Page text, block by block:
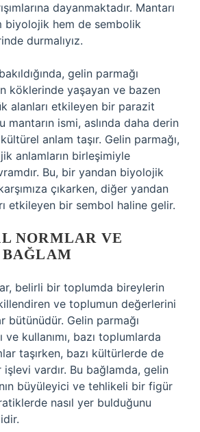
dayanmaktadır. Mantarı
biyolojik hem de sembolik
durmalıyız.
gelin parmağı
köklerinde yaşayan ve bazen
alanları etkileyen bir parazit
mantarın ismi, aslında daha derin
anlam taşır. Gelin parmağı,
anlamların birleşimiyle
Bu, bir yandan biyolojik
çıkarken, diğer yandan
etkileyen bir sembol haline gelir.
NORMLAR VE
belirli bir toplumda bireylerin
ve toplumun değerlerini
bütünüdür. Gelin parmağı
ve kullanımı, bazı toplumlarda
taşırken, bazı kültürlerde de
vardır. Bu bağlamda, gelin
büyüleyici ve tehlikeli bir figür
nasıl yer bulduğunu